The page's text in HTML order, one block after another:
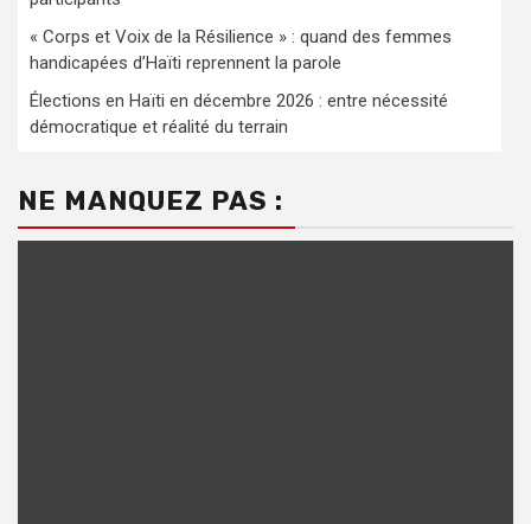
« Corps et Voix de la Résilience » : quand des femmes
handicapées d’Haïti reprennent la parole
Élections en Haïti en décembre 2026 : entre nécessité
démocratique et réalité du terrain
NE MANQUEZ PAS :